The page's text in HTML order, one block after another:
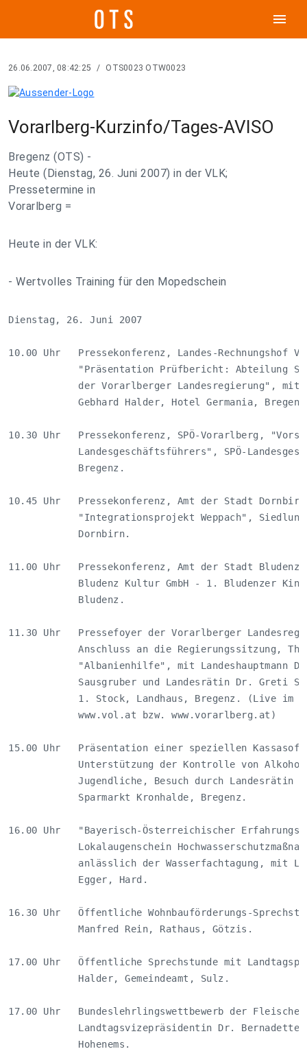
menu
26.06.2007, 08:42:25 / OTS0023 OTW0023
Vorarlberg-Kurzinfo/Tages-AVISO
Bregenz (OTS) -
Heute (Dienstag, 26. Juni 2007) in der VLK;
Pressetermine in
Vorarlberg =
Heute in der VLK:
- Wertvolles Training für den Mopedschein
Dienstag, 26.
10.00 Uhr   Pressekonferenz, Landes-
"Präsentation Prüfbericht: Abteilung
der Vorarlberger Landesregierung",
Gebhard Halder, Hotel
10.30 Uhr   Pressekonferenz, SPÖ-Vorarlberg,
Landesgeschäftsführers", SPÖ-
10.45 Uhr   Pressekonferenz, Amt der
"Integrationsprojekt Weppach",
11.00 Uhr   Pressekonferenz, Amt der Stadt
Bludenz Kultur GmbH - 1. Bludenzer
11.30 Uhr   Pressefoyer der Vorarlberger
Anschluss an die
"Albanienhilfe", mit
Sausgruber und Landesrätin Dr. Greti
1. Stock, Landhaus, Bregenz. (Live
www.vol.at bzw.
15.00 Uhr   Präsentation einer speziellen
Unterstützung der Kontrolle von
Jugendliche, Besuch durch Landesrätin
Sparmarkt
16.00 Uhr   "Bayerisch-Österreichischer
Lokalaugenschein
anlässlich der Wasserfachtagung,
16.30 Uhr   Öffentliche Wohnbauförderungs-
Manfred Rein,
17.00 Uhr   Öffentliche Sprechstunde mit
Halder,
17.00 Uhr   Bundeslehrlingswettbewerb der
Landtagsvizepräsidentin Dr.